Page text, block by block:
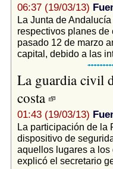
06:37 (19/03/13)
La Junta de
respectivos planes
pasado 12 de marzo
capital, debido a las
La guardia civil
costa
01:43 (19/03/13)
La participación de la
dispositivo de
aquellos lugares a
explicó el secretario